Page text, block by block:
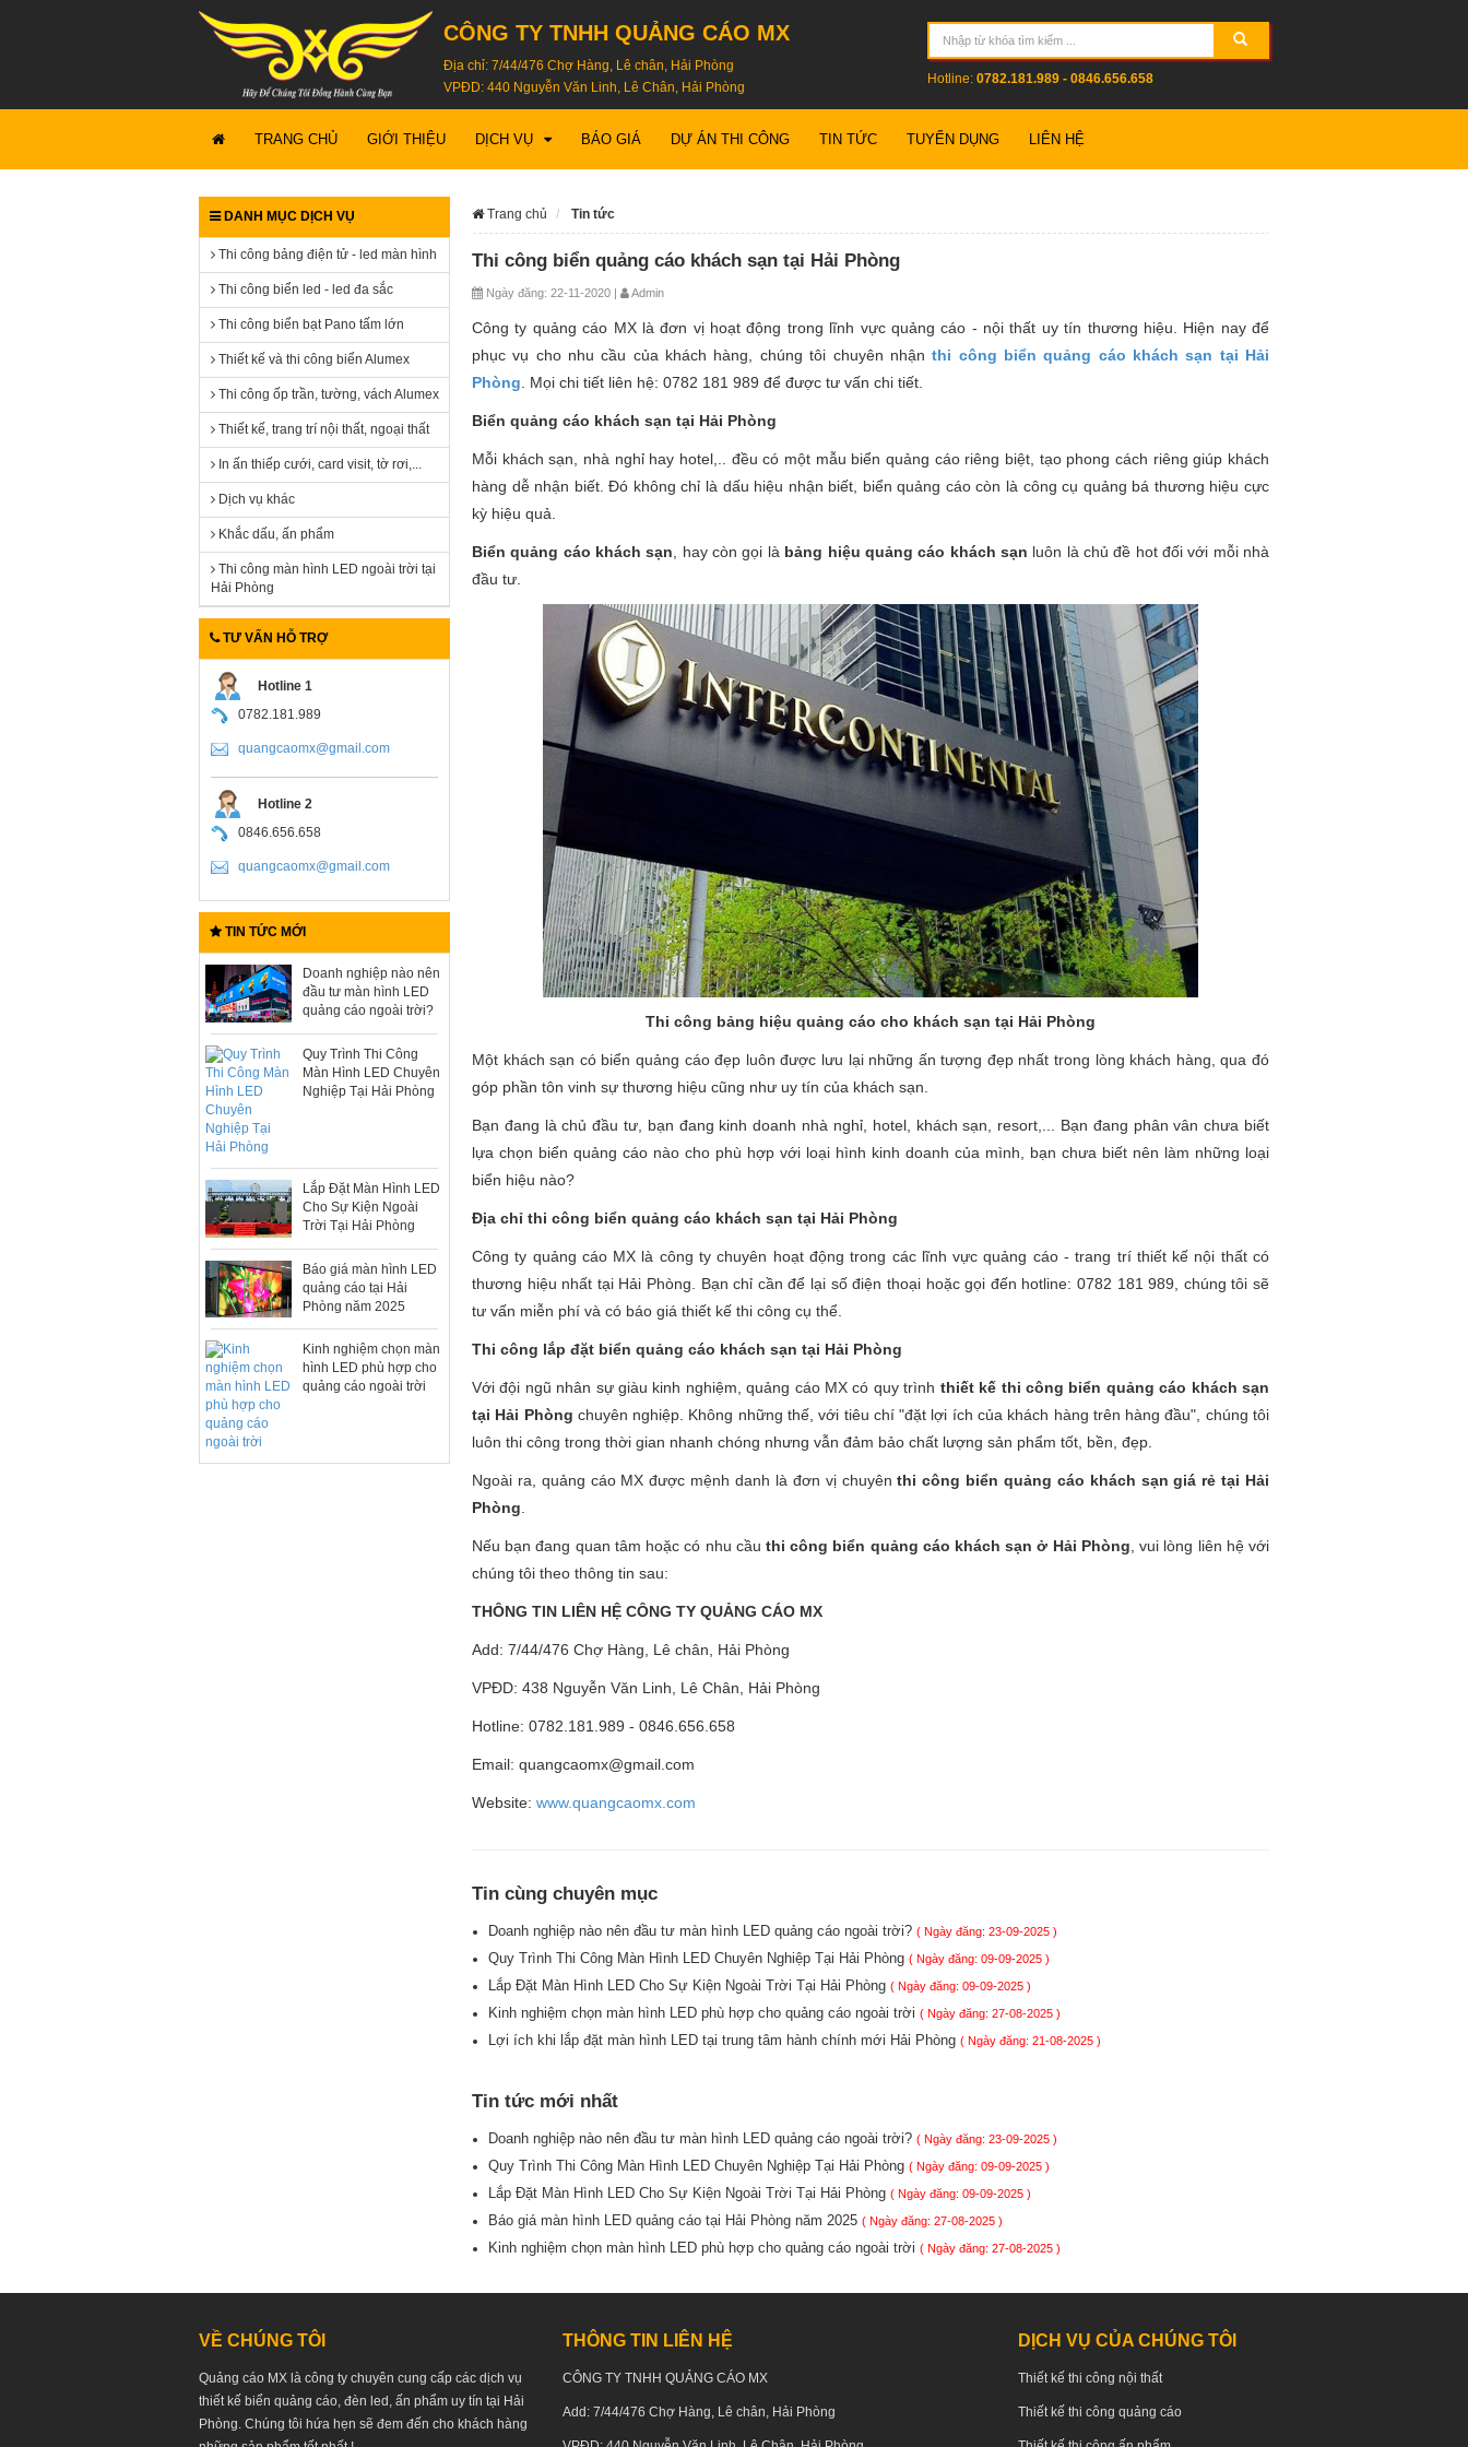
CÔNG TY TNHH QUẢNG CÁO MX
Địa chỉ: 7/44/476 Chợ Hàng, Lê chân, Hải Phòng
VPĐD: 440 Nguyễn Văn Linh, Lê Chân, Hải Phòng
Hotline: 0782.181.989 - 0846.656.658
TRANG CHỦ GIỚI THIỆU DỊCH VỤ BÁO GIÁ DỰ ÁN THI CÔNG TIN TỨC TUYỂN DỤNG LIÊN HỆ
DANH MỤC DỊCH VỤ
Thi công bảng điện tử - led màn hình
Thi công biển led - led đa sắc
Thi công biển bạt Pano tấm lớn
Thiết kế và thi công biển Alumex
Thi công ốp trần, tường, vách Alumex
Thiết kế, trang trí nội thất, ngoại thất
In ấn thiếp cưới, card visit, tờ rơi,...
Dịch vụ khác
Khắc dấu, ấn phẩm
Thi công màn hình LED ngoài trời tại
Hải Phòng
TƯ VẤN HỖ TRỢ
Hotline 1
0782.181.989
quangcaomx@gmail.com
Hotline 2
0846.656.658
quangcaomx@gmail.com
TIN TỨC MỚI
Doanh nghiệp nào nên
đầu tư màn hình LED
quảng cáo ngoài trời?
Quy Trình Thi Công
Màn Hình LED Chuyên
Nghiệp Tại Hải Phòng
Lắp Đặt Màn Hình LED
Cho Sự Kiện Ngoài
Trời Tại Hải Phòng
Báo giá màn hình LED
quảng cáo tại Hải
Phòng năm 2025
Kinh nghiệm chọn màn
hình LED phù hợp cho
quảng cáo ngoài trời
Trang chủ Tin tức
Thi công biển quảng cáo khách sạn tại Hải Phòng
Ngày đăng: 22-11-2020 | Admin
Công ty quảng cáo MX là đơn vị hoạt động trong lĩnh vực quảng cáo - nội thất uy tín thương hiệu. Hiện nay để
phục vụ cho nhu cầu của khách hàng, chúng tôi chuyên nhậnthi công biển quảng cáo khách sạn tại Hải
Phòng . Mọi chi tiết liên hệ: 0782 181 989 để được tư vấn chi tiết.
Biển quảng cáo khách sạn tại Hải Phòng
Mỗi khách sạn, nhà nghỉ hay hotel,.. đều có một mẫu biển quảng cáo riêng biệt, tạo phong cách riêng giúp khách
hàng dễ nhận biết. Đó không chỉ là dấu hiệu nhận biết, biển quảng cáo còn là công cụ quảng bá thương hiệu cực
kỳ hiệu quả.
Biển quảng cáo khách sạn , hay còn gọi là bảng hiệu quảng cáo khách sạn luôn là chủ đề hot đối với mỗi nhà
đầu tư.
Thi công bảng hiệu quảng cáo cho khách sạn tại Hải Phòng
Một khách sạn có biển quảng cáo đẹp luôn được lưu lại những ấn tượng đẹp nhất trong lòng khách hàng, qua đó
góp phần tôn vinh sự thương hiệu cũng như uy tín của khách sạn.
Bạn đang là chủ đầu tư, bạn đang kinh doanh nhà nghỉ, hotel, khách sạn, resort,... Bạn đang phân vân chưa biết
lựa chọn biển quảng cáo nào cho phù hợp với loại hình kinh doanh của mình, bạn chưa biết nên làm những loại
biển hiệu nào?
Địa chỉ thi công biển quảng cáo khách sạn tại Hải Phòng
Công ty quảng cáo MX là công ty chuyên hoạt động trong các lĩnh vực quảng cáo - trang trí thiết kế nội thất có
thương hiệu nhất tại Hải Phòng. Bạn chỉ cần để lại số điện thoại hoặc gọi đến hotline: 0782 181 989, chúng tôi sẽ
tư vấn miễn phí và có báo giá thiết kế thi công cụ thể.
Thi công lắp đặt biển quảng cáo khách sạn tại Hải Phòng
Với đội ngũ nhân sự giàu kinh nghiệm, quảng cáo MX có quy trình thiết kế thi công biển quảng cáo khách sạn
tại Hải Phòng chuyên nghiệp. Không những thế, với tiêu chí "đặt lợi ích của khách hàng trên hàng đầu", chúng tôi
luôn thi công trong thời gian nhanh chóng nhưng vẫn đảm bảo chất lượng sản phẩm tốt, bền, đẹp.
Ngoài ra, quảng cáo MX được mệnh danh là đơn vị chuyênthi công biển quảng cáo khách sạn giá rẻ tại Hải
Phòng
Nếu bạn đang quan tâm hoặc có nhu cầu thi công biển quảng cáo khách sạn ở Hải Phòng , vui lòng liên hệ với
chúng tôi theo thông tin sau:
THÔNG TIN LIÊN HỆ CÔNG TY QUẢNG CÁO MX
Add: 7/44/476 Chợ Hàng, Lê chân, Hải Phòng
VPĐD: 438 Nguyễn Văn Linh, Lê Chân, Hải Phòng
Hotline: 0782.181.989 - 0846.656.658
Email: quangcaomx@gmail.com
Website: www.quangcaomx.com
Tin cùng chuyên mục
Doanh nghiệp nào nên đầu tư màn hình LED quảng cáo ngoài trời? ( Ngày đăng: 23-09-2025 )
Quy Trình Thi Công Màn Hình LED Chuyên Nghiệp Tại Hải Phòng ( Ngày đăng: 09-09-2025 )
Lắp Đặt Màn Hình LED Cho Sự Kiện Ngoài Trời Tại Hải Phòng ( Ngày đăng: 09-09-2025 )
Kinh nghiệm chọn màn hình LED phù hợp cho quảng cáo ngoài trời ( Ngày đăng: 27-08-2025 )
Lợi ích khi lắp đặt màn hình LED tại trung tâm hành chính mới Hải Phòng ( Ngày đăng: 21-08-2025 )
Tin tức mới nhất
Doanh nghiệp nào nên đầu tư màn hình LED quảng cáo ngoài trời? ( Ngày đăng: 23-09-2025 )
Quy Trình Thi Công Màn Hình LED Chuyên Nghiệp Tại Hải Phòng ( Ngày đăng: 09-09-2025 )
Lắp Đặt Màn Hình LED Cho Sự Kiện Ngoài Trời Tại Hải Phòng ( Ngày đăng: 09-09-2025 )
Báo giá màn hình LED quảng cáo tại Hải Phòng năm 2025 ( Ngày đăng: 27-08-2025 )
Kinh nghiệm chọn màn hình LED phù hợp cho quảng cáo ngoài trời ( Ngày đăng: 27-08-2025 )
VỀ CHÚNG TÔI
Quảng cáo MX là công ty chuyên cung cấp các dịch vụ
thiết kế biển quảng cáo, đèn led, ấn phẩm uy tín tại Hải
Phòng. Chúng tôi hứa hẹn sẽ đem đến cho khách hàng
THÔNG TIN LIÊN HỆ
CÔNG TY TNHH QUẢNG CÁO MX
Add: 7/44/476 Chợ Hàng, Lê chân, Hải Phòng
DỊCH VỤ CỦA CHÚNG TÔI
Thiết kế thi công nội thất
Thiết kế thi công quảng cáo